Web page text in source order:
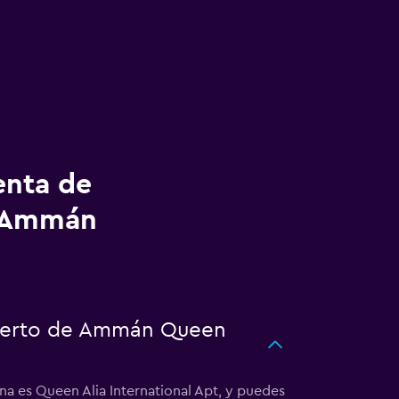
de
de Ammán Queen
es Queen Alia International Apt, y puedes